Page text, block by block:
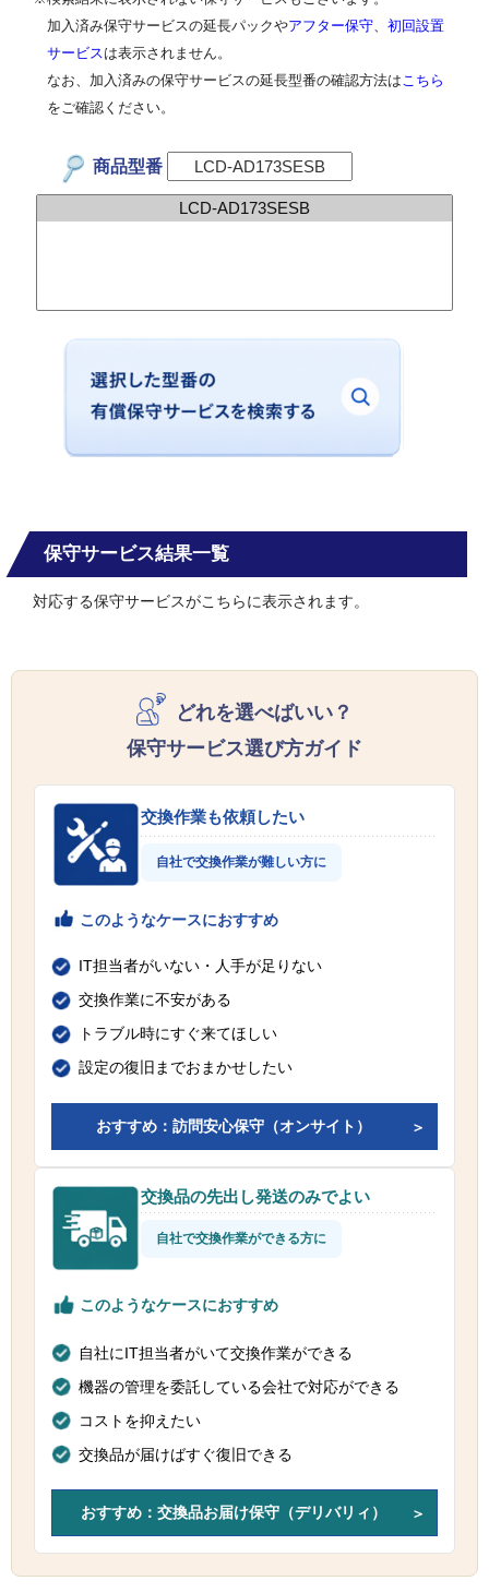
加入済み保守サービスの延長パックやアフター保守
初回設置
サービス は表示されません。
なお、加入済みの保守サービスの延長型番の確認方法は こちら
をご確認ください。
商品型番
保守サービス結果一覧
対応する保守サービスがこちらに表示されます。
どれを選べばいい？
保守サービス選び方ガイド
交換作業も依頼したい
自社で交換作業が難しい方に
このようなケースにおすすめ
IT担当者がいない・人手が足りない
交換作業に不安がある
トラブル時にすぐ来てほしい
設定の復旧までおまかせしたい
おすすめ：訪問安心保守（オンサイト）
交換品の先出し発送のみでよい
自社で交換作業ができる方に
このようなケースにおすすめ
自社にIT担当者がいて交換作業ができる
機器の管理を委託している会社で対応ができる
コストを抑えたい
交換品が届けばすぐ復旧できる
おすすめ：交換品お届け保守（デリバリィ）